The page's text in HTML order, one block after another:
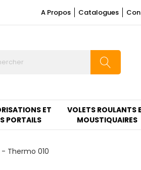
A Propos Catalogues
ET
PORTAILS
VOLETS ROULANTS
MOUSTIQUAIRES
Thermo 010